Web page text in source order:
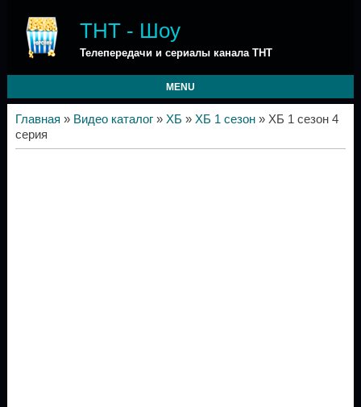
ТНТ - Шоу
Телепередачи и сериалы канала ТНТ
MENU
Главная » Видео каталог» ХБ » ХБ 1 сезон» ХБ 1 сезон 4
серия